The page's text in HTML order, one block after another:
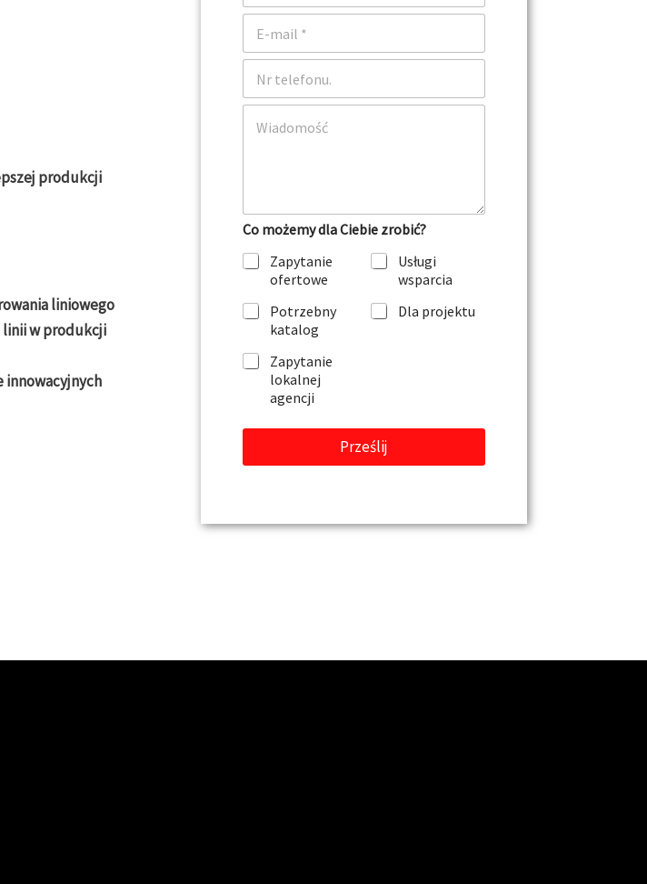
produkcji
liniowego
linii w produkcji
innowacyjnych
z
E
m
l
T
l
K
a
r
z
l
b
w
a
d
Co możemy dla Ciebie zrobić?
Zapytanie
ofertowe
Usługi
wsparcia
Potrzebny
katalog
Dla projektu
Zapytanie
lokalnej
agencji
Prześlij